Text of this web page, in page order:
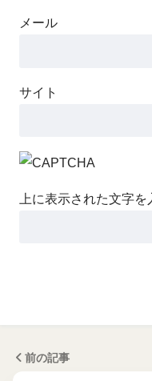
メール
サイト
上に表示された文字を
前の記事